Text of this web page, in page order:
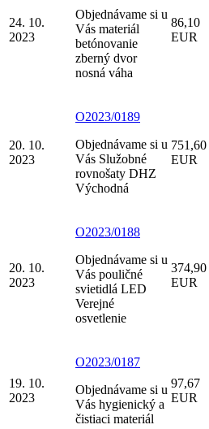
24. 10.
2023
Objednávame si u
Vás materiál
betónovanie
zberný dvor
nosná váha
86,10
EUR
20. 10.
2023
O2023/0189
Objednávame si u
Vás Služobné
rovnošaty DHZ
Východná
751,60
EUR
20. 10.
2023
O2023/0188
Objednávame si u
Vás pouličné
svietidlá LED
Verejné
osvetlenie
374,90
EUR
19. 10.
2023
O2023/0187
Objednávame si u
Vás hygienický a
čistiaci materiál
97,67
EUR